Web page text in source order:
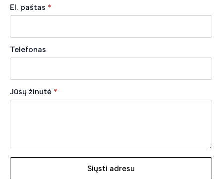
El. paštas *
Telefonas
Jūsų žinutė *
Siųsti adresu